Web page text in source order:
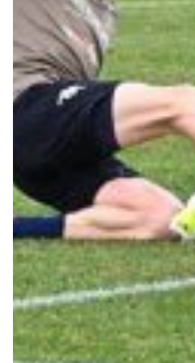
Robe di Kappa x Genoa
Vintage Collection
Red&Blue Voices
Accessori
Party
Outlet
Caffè Boasi x Genoa